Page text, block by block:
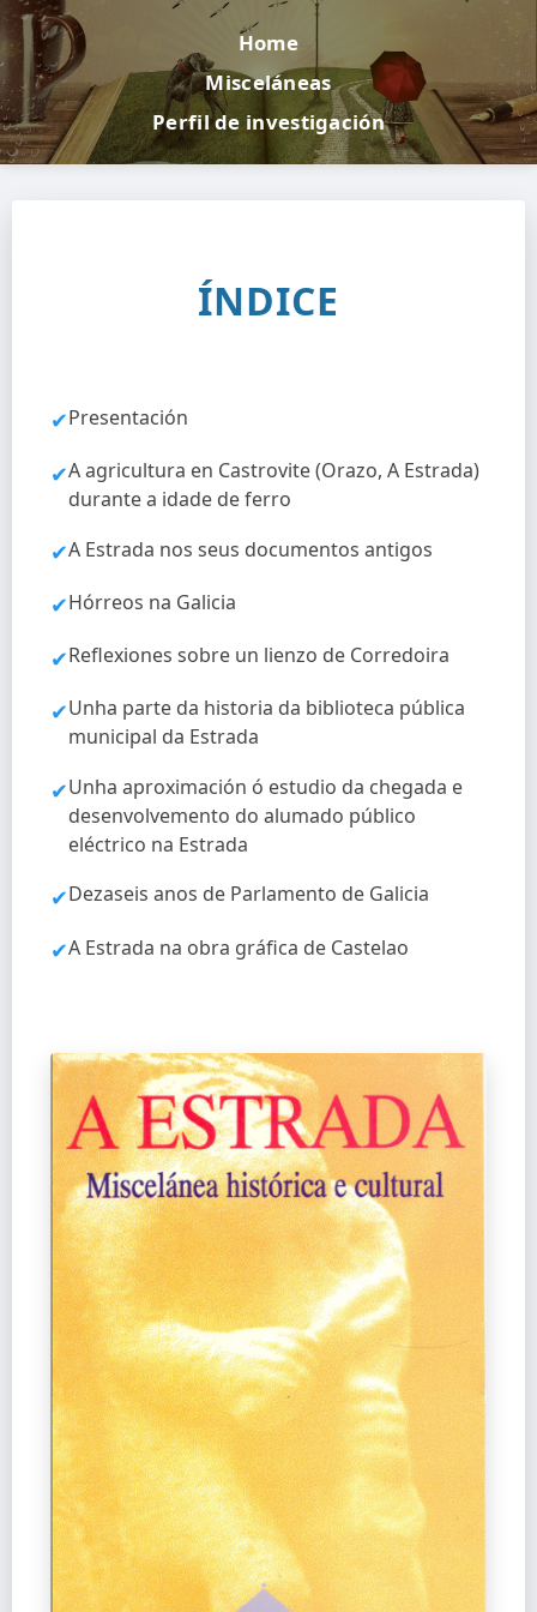
Home
Misceláneas
Perfil de investigación
ÍNDICE
✔Presentación
✔A agricultura en Castrovite (Orazo, A Estrada)
durante a idade de ferro
✔A Estrada nos seus documentos antigos
✔Hórreos na Galicia
✔Reflexiones sobre un lienzo de Corredoira
✔Unha parte da historia da biblioteca pública
municipal da Estrada
✔Unha aproximación ó estudio da chegada e
desenvolvemento do alumado público
eléctrico na Estrada
✔Dezaseis anos de Parlamento de Galicia
✔A Estrada na obra gráfica de Castelao